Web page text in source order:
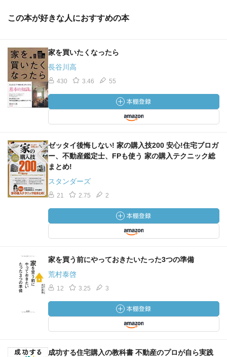
この本が好きな人におすすめの本
家を買いたくなったら
長谷川高
430 3.46 55
ゼッタイ後悔しない! 家の購入技200 安心!住宅ブロガ
ー、不動産鑑定士、FPも使う 家の購入テクニック総
まとめ!
スタンダーズ
21 2.75 2
家を買う前にやっておきたいたった3つの準備
荒村泰啓
12 3.25 3
成功する住宅購入の教科書 不動産のプロが自ら実践